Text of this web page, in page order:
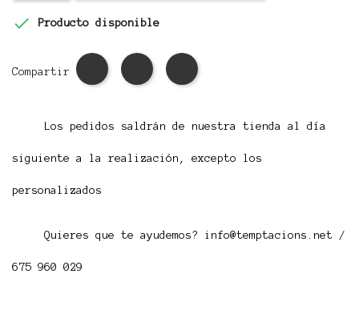
 Producto disponible
Compartir
Los pedidos saldrán de nuestra tienda al día
siguiente a la realización, excepto los
personalizados
Quieres que te ayudemos? info@temptacions.net /
675 960 029